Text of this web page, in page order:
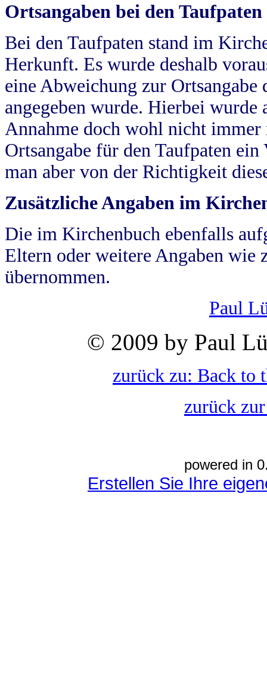
Ortsangaben bei den Taufpaten
Bei den Taufpaten stand im
Herkunft. Es wurde deshalb
eine Abweichung zur
angegeben wurde. Hierbei wurde
Annahme doch wohl nicht
Ortsangabe für den Taufpaten
man aber von der Richtigkeit
Zusätzliche Angaben im
Die im Kirchenbuch ebenfalls
Eltern oder weitere Angaben wie
übernommen.
Paul
© 2009 by Paul
zurück zu: Back to
zurück
powered in
Erstellen Sie Ihre